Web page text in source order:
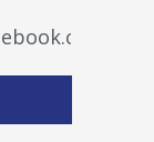
]